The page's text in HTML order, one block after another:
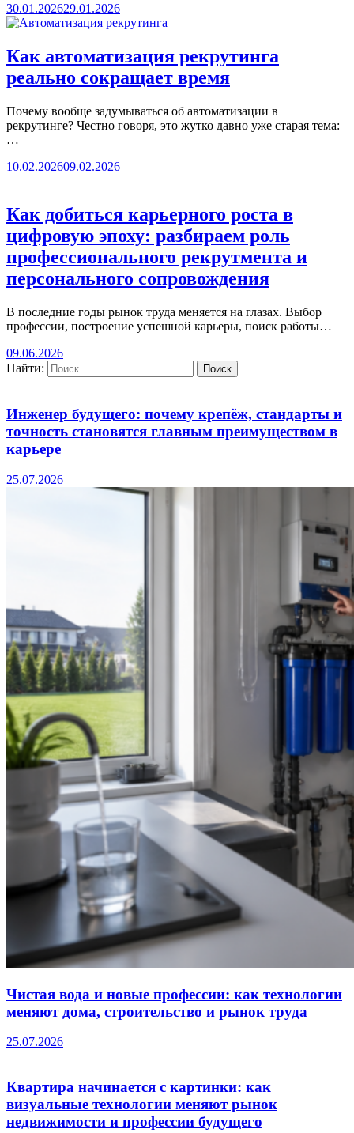
30.01.202629.01.2026
Как автоматизация рекрутинга
реально сокращает время
Почему вообще задумываться об автоматизации в
рекрутинге? Честно говоря, это жутко давно уже старая тема:
…
10.02.202609.02.2026
Как добиться карьерного роста в
цифровую эпоху: разбираем роль
профессионального рекрутмента и
персонального сопровождения
В последние годы рынок труда меняется на глазах. Выбор
профессии, построение успешной карьеры, поиск работы…
09.06.2026
Найти:
Инженер будущего: почему крепёж, стандарты и
точность становятся главным преимуществом в
карьере
25.07.2026
Чистая вода и новые профессии: как технологии
меняют дома, строительство и рынок труда
25.07.2026
Квартира начинается с картинки: как
визуальные технологии меняют рынок
недвижимости и профессии будущего